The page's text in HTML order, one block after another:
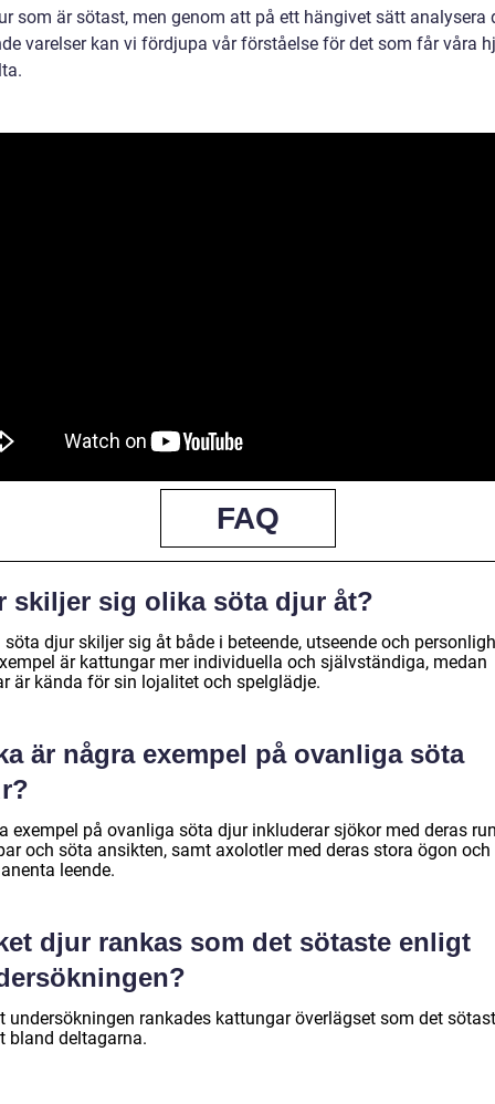
som är sötast, men genom att på ett hängivet sätt analysera
varelser kan vi fördjupa vår förståelse för det som får våra
FAQ
skiljer sig olika söta djur åt?
söta djur skiljer sig åt både i beteende, utseende och
är kattungar mer individuella och självständiga, medan
är kända för sin lojalitet och spelglädje.
är några exempel på ovanliga söta
exempel på ovanliga söta djur inkluderar sjökor med deras
och söta ansikten, samt axolotler med deras stora ögon och
leende.
djur rankas som det sötaste enligt
undersökningen rankades kattungar överlägset som det
bland deltagarna.